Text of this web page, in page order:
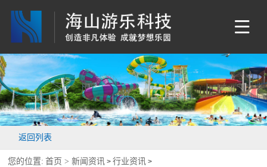
返回列表
您的位置: 首页 >新闻资讯 >行业资讯 >